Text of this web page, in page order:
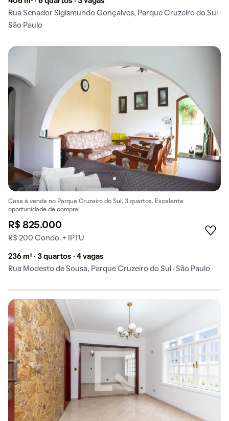
Rua Senador Sigismundo Gonçalves, Parque Cruzeiro do Sul ·
São Paulo
Casa à venda no Parque Cruzeiro do Sul, 3 quartos. Excelente
oportunidade de compra!
R$ 825.000
R$ 200 Condo. + IPTU
236 m² · 3 quartos · 4 vagas
Rua Modesto de Sousa, Parque Cruzeiro do Sul · São Paulo